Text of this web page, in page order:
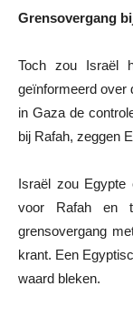
Grensovergang
Toch zou Israël
geïnformeerd over
in Gaza de
bij Rafah, zeggen
Israël zou Egypte
voor Rafah en
grensovergang
krant. Een
waard bleken.